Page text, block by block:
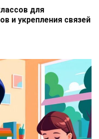
для
и укрепления связей